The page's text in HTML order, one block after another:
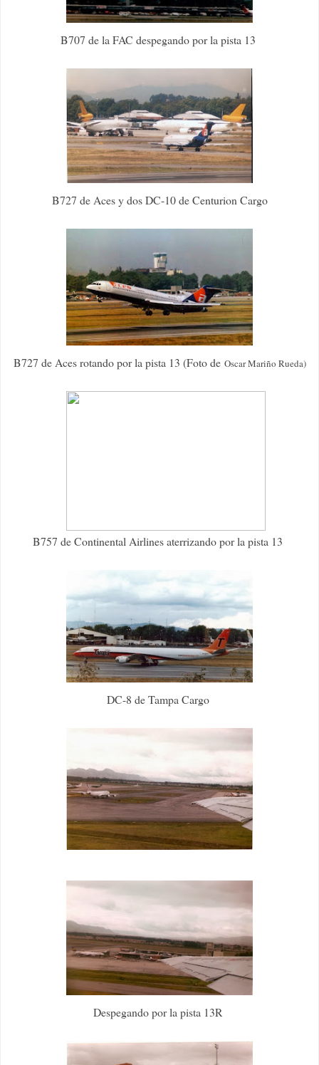
B707 de la FAC despegando por la pista 13
B727 de Aces y dos DC-10 de Centurion Cargo
B727 de Aces rotando por la pista 13 (Foto de Oscar Mariño Rueda)
B757 de Continental Airlines aterrizando por la pista 13
DC-8 de Tampa Cargo
Despegando por la pista 13R